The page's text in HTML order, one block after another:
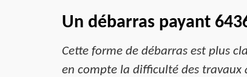
Un débarras payant
Cette forme de débarras est plus
en compte la difficulté des travaux